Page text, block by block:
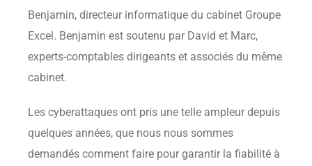
Cybergestion
Profession comptable
Evaluer le coût d’une cyberattaque
Contact
Benjamin, directeur informatique du cabinet Groupe
Excel. Benjamin est soutenu par David et Marc,
experts-comptables dirigeants et associés du même
cabinet.
Les cyberattaques ont pris une telle ampleur depuis
quelques années, que nous nous sommes
demandés comment faire pour garantir la fiabilité à